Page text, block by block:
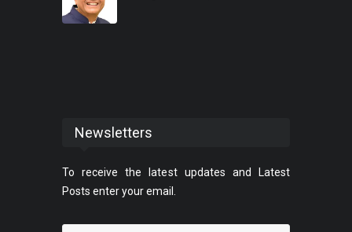
Newsletters
To receive the latest updates and Latest
Posts enter your email.